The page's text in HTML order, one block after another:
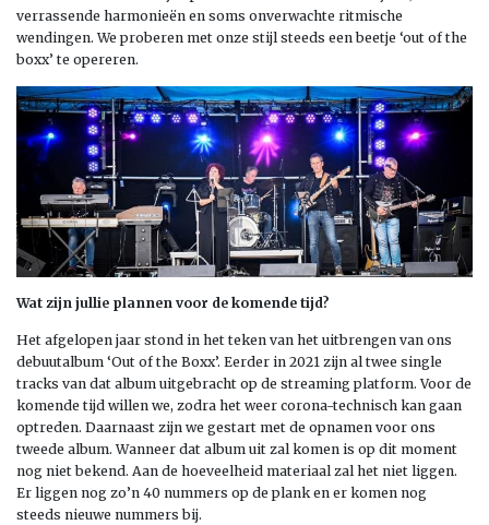
verrassende harmonieën en soms onverwachte ritmische
wendingen. We proberen met onze stijl steeds een beetje ‘out of the
boxx’ te opereren.
Wat zijn jullie plannen voor de komende tijd?
Het afgelopen jaar stond in het teken van het uitbrengen van ons
debuutalbum ‘Out of the Boxx’. Eerder in 2021 zijn al twee single
tracks van dat album uitgebracht op de streaming platform. Voor de
komende tijd willen we, zodra het weer corona-technisch kan gaan
optreden. Daarnaast zijn we gestart met de opnamen voor ons
tweede album. Wanneer dat album uit zal komen is op dit moment
nog niet bekend. Aan de hoeveelheid materiaal zal het niet liggen.
Er liggen nog zo’n 40 nummers op de plank en er komen nog
steeds nieuwe nummers bij.